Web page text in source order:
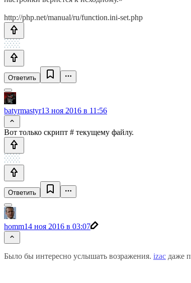
http://php.net/manual/ru/function.ini-set.php
Ответить
batyrmastyr13 ноя 2016 в 11:56
Вот только скрипт # текущему файлу.
Ответить
homm14 ноя 2016 в 03:07
Было бы интересно услышать возражения. izac даже